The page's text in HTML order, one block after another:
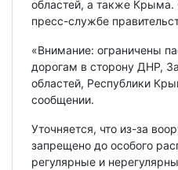
областей, а также
пресс-службе
«Внимание: ограничены
дорогам в сторону ДНР,
областей, Республики
сообщении.
Уточняется, что из-за
запрещено до особого
регулярные и